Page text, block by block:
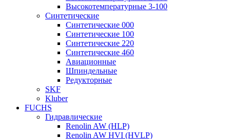
Высокотемпературные 3-100
Синтетические
Синтетические 000
Синтетические 100
Синтетические 220
Синтетические 460
Авиационные
Шпиндельные
Редукторные
SKF
Kluber
FUCHS
Гидравлические
Renolin AW (HLP)
Renolin AW HVI (HVLP)